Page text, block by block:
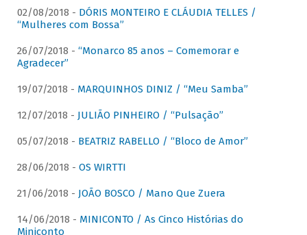
02/08/2018 - DÓRIS MONTEIRO E CLÁUDIA TELLES /
“Mulheres com Bossa”
26/07/2018 - “Monarco 85 anos – Comemorar e
Agradecer”
19/07/2018 - MARQUINHOS DINIZ / “Meu Samba”
12/07/2018 - JULIÃO PINHEIRO / “Pulsação”
05/07/2018 - BEATRIZ RABELLO / “Bloco de Amor”
28/06/2018 - OS WIRTTI
21/06/2018 - JOÃO BOSCO / Mano Que Zuera
14/06/2018 - MINICONTO / As Cinco Histórias do
Miniconto